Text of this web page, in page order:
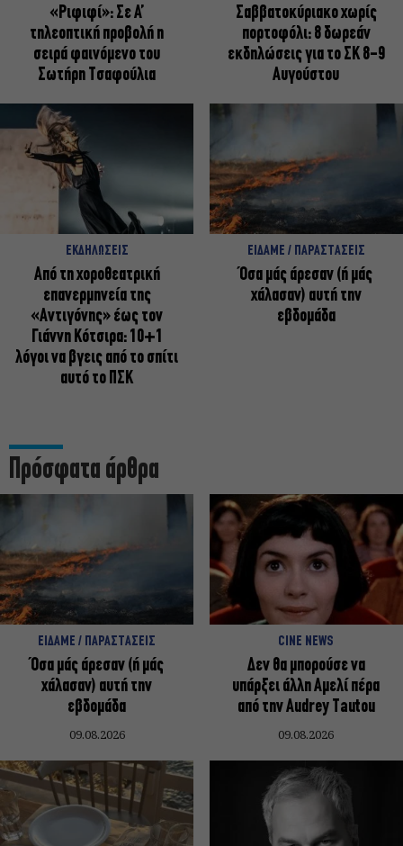
«Ριφιφί»: Σε Α’
τηλεοπτική προβολή η
σειρά φαινόμενο του
Σωτήρη Τσαφούλια
Σαββατοκύριακο χωρίς
πορτοφόλι: 8 δωρεάν
εκδηλώσεις για το ΣΚ 8-9
Αυγούστου
ΕΚΔΗΛΩΣΕΙΣ
Από τη χοροθεατρική
επανερμηνεία της
«Αντιγόνης» έως τον
Γιάννη Κότσιρα: 10+1
λόγοι να βγεις από το σπίτι
αυτό το ΠΣΚ
ΕΙΔΑΜΕ / ΠΑΡΑΣΤΑΣΕΙΣ
Όσα μάς άρεσαν (ή μάς
χάλασαν) αυτή την
εβδομάδα
Πρόσφατα άρθρα
ΕΙΔΑΜΕ / ΠΑΡΑΣΤΑΣΕΙΣ
Όσα μάς άρεσαν (ή μάς
χάλασαν) αυτή την
εβδομάδα
09.08.2026
CINE NEWS
Δεν θα μπορούσε να
υπάρξει άλλη Αμελί πέρα
από την Audrey Tautou
09.08.2026